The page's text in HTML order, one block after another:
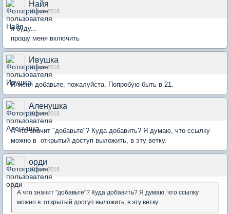
Найя
15 ноя 2018
я буду...
прошу меня включить
Ивушка
15 ноя 2018
И меня добавьте, пожалуйста. Попробую быть в 21.
Аленушка
15 ноя 2018
А что значит "добавьте"? Куда добавить? Я думаю, что ссылку
можно в открытый доступ выложить, в эту ветку.
орди
15 ноя 2018
А что значит "добавьте"? Куда добавить? Я думаю, что ссылку
можно в открытый доступ выложить, в эту ветку.